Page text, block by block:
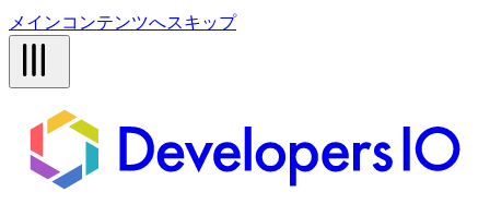
メインコンテンツへスキップ